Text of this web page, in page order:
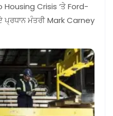
Crisis ‘ਤੇ Ford-
ਪ੍ਰਧਾਨ ਮੰਤਰੀ Mark Carney